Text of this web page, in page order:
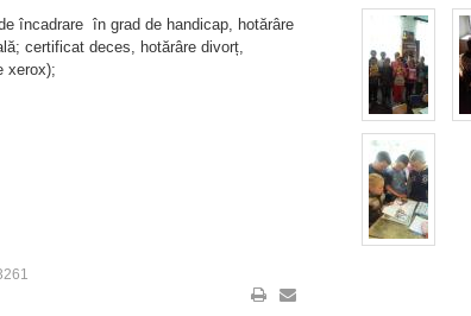
încadrare în grad de handicap, hotărâre
certificat deces, hotărâre divorț,
xerox);